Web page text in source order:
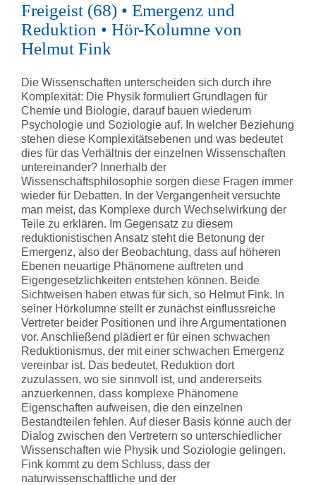
Kortizes Website
Freigeist (68) • Emergenz und
Reduktion • Hör-Kolumne von
Helmut Fink
Die Wissenschaften unterscheiden sich durch ihre
Komplexität: Die Physik formuliert Grundlagen für
Chemie und Biologie, darauf bauen wiederum
Psychologie und Soziologie auf. In welcher Beziehung
stehen diese Komplexitätsebenen und was bedeutet
dies für das Verhältnis der einzelnen Wissenschaften
untereinander? Innerhalb der
Wissenschaftsphilosophie sorgen diese Fragen immer
wieder für Debatten. In der Vergangenheit versuchte
man meist, das Komplexe durch Wechselwirkung der
Teile zu erklären. Im Gegensatz zu diesem
reduktionistischen Ansatz steht die Betonung der
Emergenz, also der Beobachtung, dass auf höheren
Ebenen neuartige Phänomene auftreten und
Eigengesetzlichkeiten entstehen können. Beide
Sichtweisen haben etwas für sich, so Helmut Fink. In
seiner Hörkolumne stellt er zunächst einflussreiche
Vertreter beider Positionen und ihre Argumentationen
vor. Anschließend plädiert er für einen schwachen
Reduktionismus, der mit einer schwachen Emergenz
vereinbar ist. Das bedeutet, Reduktion dort
zuzulassen, wo sie sinnvoll ist, und andererseits
anzuerkennen, dass komplexe Phänomene
Eigenschaften aufweisen, die den einzelnen
Bestandteilen fehlen. Auf dieser Basis könne auch der
Dialog zwischen den Vertretern so unterschiedlicher
Wissenschaften wie Physik und Soziologie gelingen.
Fink kommt zu dem Schluss, dass der
naturwissenschaftliche und der